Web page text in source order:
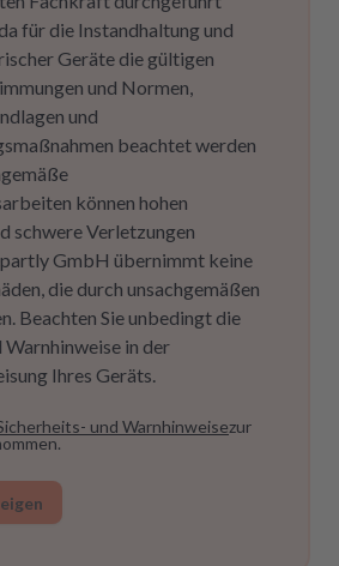
für die Instandhaltung und
Geräte die gültigen
und Normen,
und
beachtet werden
können hohen
schwere Verletzungen
GmbH übernimmt keine
die durch unsachgemäßen
Beachten Sie unbedingt die
Warnhinweise in der
Ihres Geräts.
und Warnhinweisezur